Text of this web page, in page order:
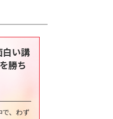
白い講
勝ち
、わず